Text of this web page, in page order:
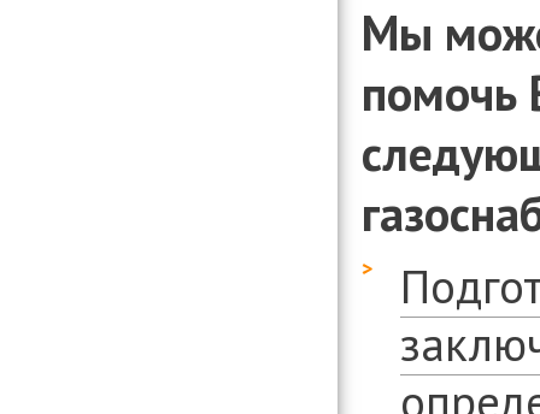
Мы
помочь